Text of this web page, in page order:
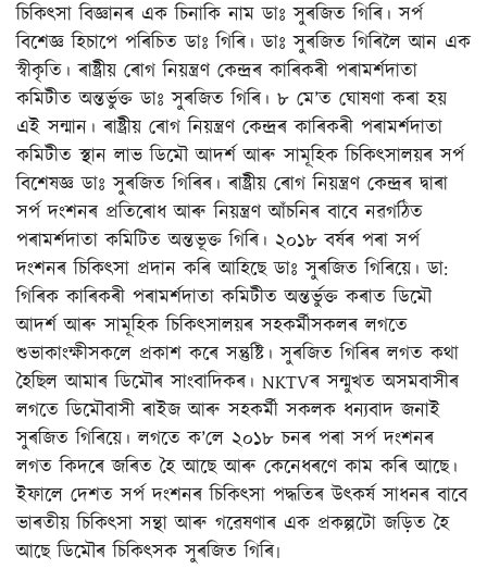
চিকিৎসা বিজ্ঞানৰ এক চিনাকি নাম ডাঃ সুৰজিত গিৰি। সৰ্প
বিশেজ্ঞ হিচাপে পৰিচিত ডাঃ গিৰি। ডাঃ সুৰজিত গিৰিলৈ আন এক
স্বীকৃতি। ৰাষ্ট্ৰীয় ৰোগ নিয়ন্ত্ৰণ কেন্দ্ৰৰ কাৰিকৰী পৰামৰ্শদাতা
কমিটীত অন্তৰ্ভুক্ত ডাঃ সুৰজিত গিৰি। ৮ মে’ত ঘোষণা কৰা হয়
এই সন্মান। ৰাষ্ট্ৰীয় ৰোগ নিয়ন্ত্ৰণ কেন্দ্ৰৰ কাৰিকৰী পৰামৰ্শদাতা
কমিটীত স্থান লাভ ডিমৌ আদৰ্শ আৰু সামূহিক চিকিৎসালয়ৰ সৰ্প
বিশেষজ্ঞ ডাঃ সুৰজিত গিৰিৰ। ৰাষ্ট্ৰীয় ৰোগ নিয়ন্ত্ৰণ কেন্দ্ৰৰ দ্বাৰা
সৰ্প দংশনৰ প্ৰতিৰোধ আৰু নিয়ন্ত্ৰণ আঁচনিৰ বাবে নৱগঠিত
পৰামৰ্শদাতা কমিটিত অন্তভূক্ত গিৰি। ২০১৮ বৰ্ষৰ পৰা সৰ্প
দংশনৰ চিকিৎসা প্ৰদান কৰি আহিছে ডাঃ সুৰজিত গিৰিয়ে। ডা:
গিৰিক কাৰিকৰী পৰামৰ্শদাতা কমিটীত অন্তৰ্ভুক্ত কৰাত ডিমৌ
আদৰ্শ আৰু সামূহিক চিকিৎসালয়ৰ সহকৰ্মীসকলৰ লগতে
শুভাকাংক্ষীসকলে প্ৰকাশ কৰে সন্তুষ্টি। সুৰজিত গিৰিৰ লগত কথা
হৈছিল আমাৰ ডিমৌৰ সাংবাদিকৰ। NKTVৰ সন্মুখত অসমবাসীৰ
লগতে ডিমৌবাসী ৰাইজ আৰু সহকৰ্মী সকলক ধন্যবাদ জনাই
সুৰজিত গিৰিয়ে। লগতে ক’লে ২০১৮ চনৰ পৰা সৰ্প দংশনৰ
লগত কিদৰে জৰিত হৈ আছে আৰু কেনেধৰণে কাম কৰি আছে।
ইফালে দেশত সৰ্প দংশনৰ চিকিৎসা পদ্ধতিৰ উৎকৰ্ষ সাধনৰ বাবে
ভাৰতীয় চিকিৎসা সন্থা আৰু গৱেষণাৰ এক প্ৰকল্পটো জড়িত হৈ
আছে ডিমৌৰ চিকিৎসক সুৰজিত গিৰি৷